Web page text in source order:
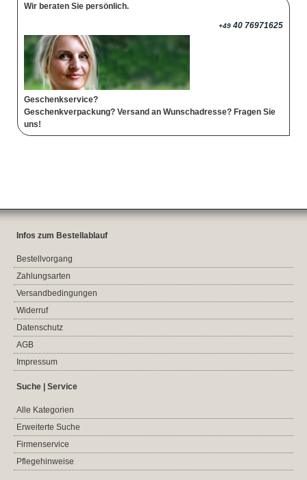
Wir beraten Sie persönlich.
+49 40 76971625
Geschenkservice?
Geschenkverpackung? Versand an Wunschadresse? Fragen Sie
uns!
Infos zum Bestellablauf
Bestellvorgang
Zahlungsarten
Versandbedingungen
Widerruf
Datenschutz
AGB
Impressum
Suche | Service
Alle Kategorien
Erweiterte Suche
Firmenservice
Pflegehinweise